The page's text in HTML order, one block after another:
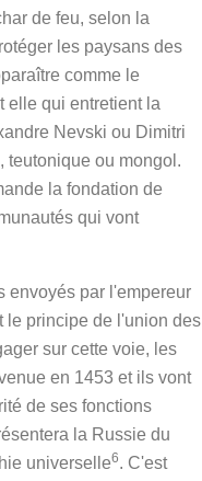
de feu, selon la
les paysans des
comme le
elle qui entretient la
Nevski ou Dimitri
teutonique ou mongol.
la fondation de
qui vont
envoyés par l'empereur
le principe de l'union des
sur cette voie, les
en 1453 et ils vont
de ses fonctions
la Russie du
universelle6. C'est